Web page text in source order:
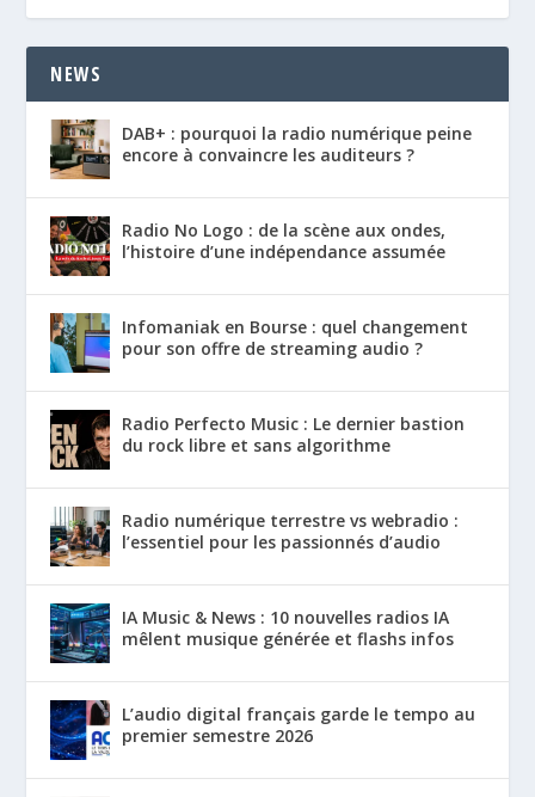
NEWS
DAB+ : pourquoi la radio numérique peine
encore à convaincre les auditeurs ?
Radio No Logo : de la scène aux ondes,
l’histoire d’une indépendance assumée
Infomaniak en Bourse : quel changement
pour son offre de streaming audio ?
Radio Perfecto Music : Le dernier bastion
du rock libre et sans algorithme
Radio numérique terrestre vs webradio :
l’essentiel pour les passionnés d’audio
IA Music & News : 10 nouvelles radios IA
mêlent musique générée et flashs infos
L’audio digital français garde le tempo au
premier semestre 2026